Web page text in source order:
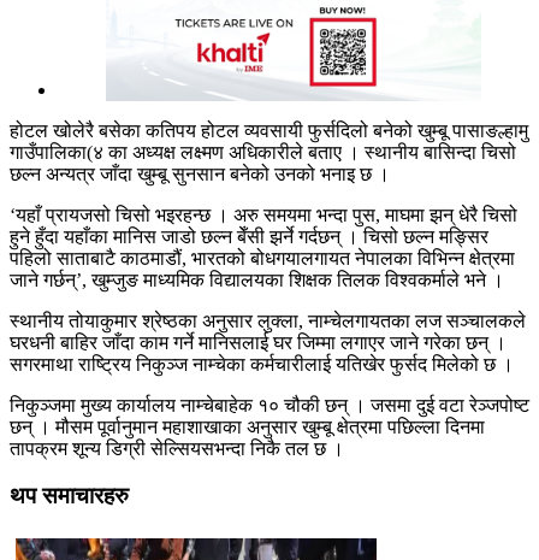
होटल खोलेरै बसेका कतिपय होटल व्यवसायी फुर्सदिलो बनेको खुम्बू पासाङल्हामु
गाउँपालिका(४ का अध्यक्ष लक्ष्मण अधिकारीले बताए । स्थानीय बासिन्दा चिसो
छल्न अन्यत्र जाँदा खुम्बू सुनसान बनेको उनको भनाइ छ ।
‘यहाँ प्रायजसो चिसो भइरहन्छ । अरु समयमा भन्दा पुस, माघमा झन् धेरै चिसो
हुने हुँदा यहाँका मानिस जाडो छल्न बेँसी झर्ने गर्दछन् । चिसो छल्न मङ्सिर
पहिलो साताबाटै काठमाडौं, भारतको बोधगयालगायत नेपालका विभिन्न क्षेत्रमा
जाने गर्छन्’, खुम्जुङ माध्यमिक विद्यालयका शिक्षक तिलक विश्वकर्माले भने ।
स्थानीय तोयाकुमार श्रेष्ठका अनुसार लुक्ला, नाम्चेलगायतका लज सञ्चालकले
घरधनी बाहिर जाँदा काम गर्ने मानिसलाई घर जिम्मा लगाएर जाने गरेका छन् ।
सगरमाथा राष्ट्रिय निकुञ्ज नाम्चेका कर्मचारीलाई यतिखेर फुर्सद मिलेको छ ।
निकुञ्जमा मुख्य कार्यालय नाम्चेबाहेक १० चौकी छन् । जसमा दुई वटा रेञ्जपोष्ट
छन् । मौसम पूर्वानुमान महाशाखाका अनुसार खुम्बू क्षेत्रमा पछिल्ला दिनमा
तापक्रम शून्य डिग्री सेल्सियसभन्दा निकै तल छ ।
थप समाचारहरु